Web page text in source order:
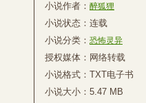
小说作者： 醉狐狸
小说状态： 连载
小说分类： 恐怖灵异
授权媒体： 网络转载
小说格式：TXT电子书
小说大小： 5.47 MB